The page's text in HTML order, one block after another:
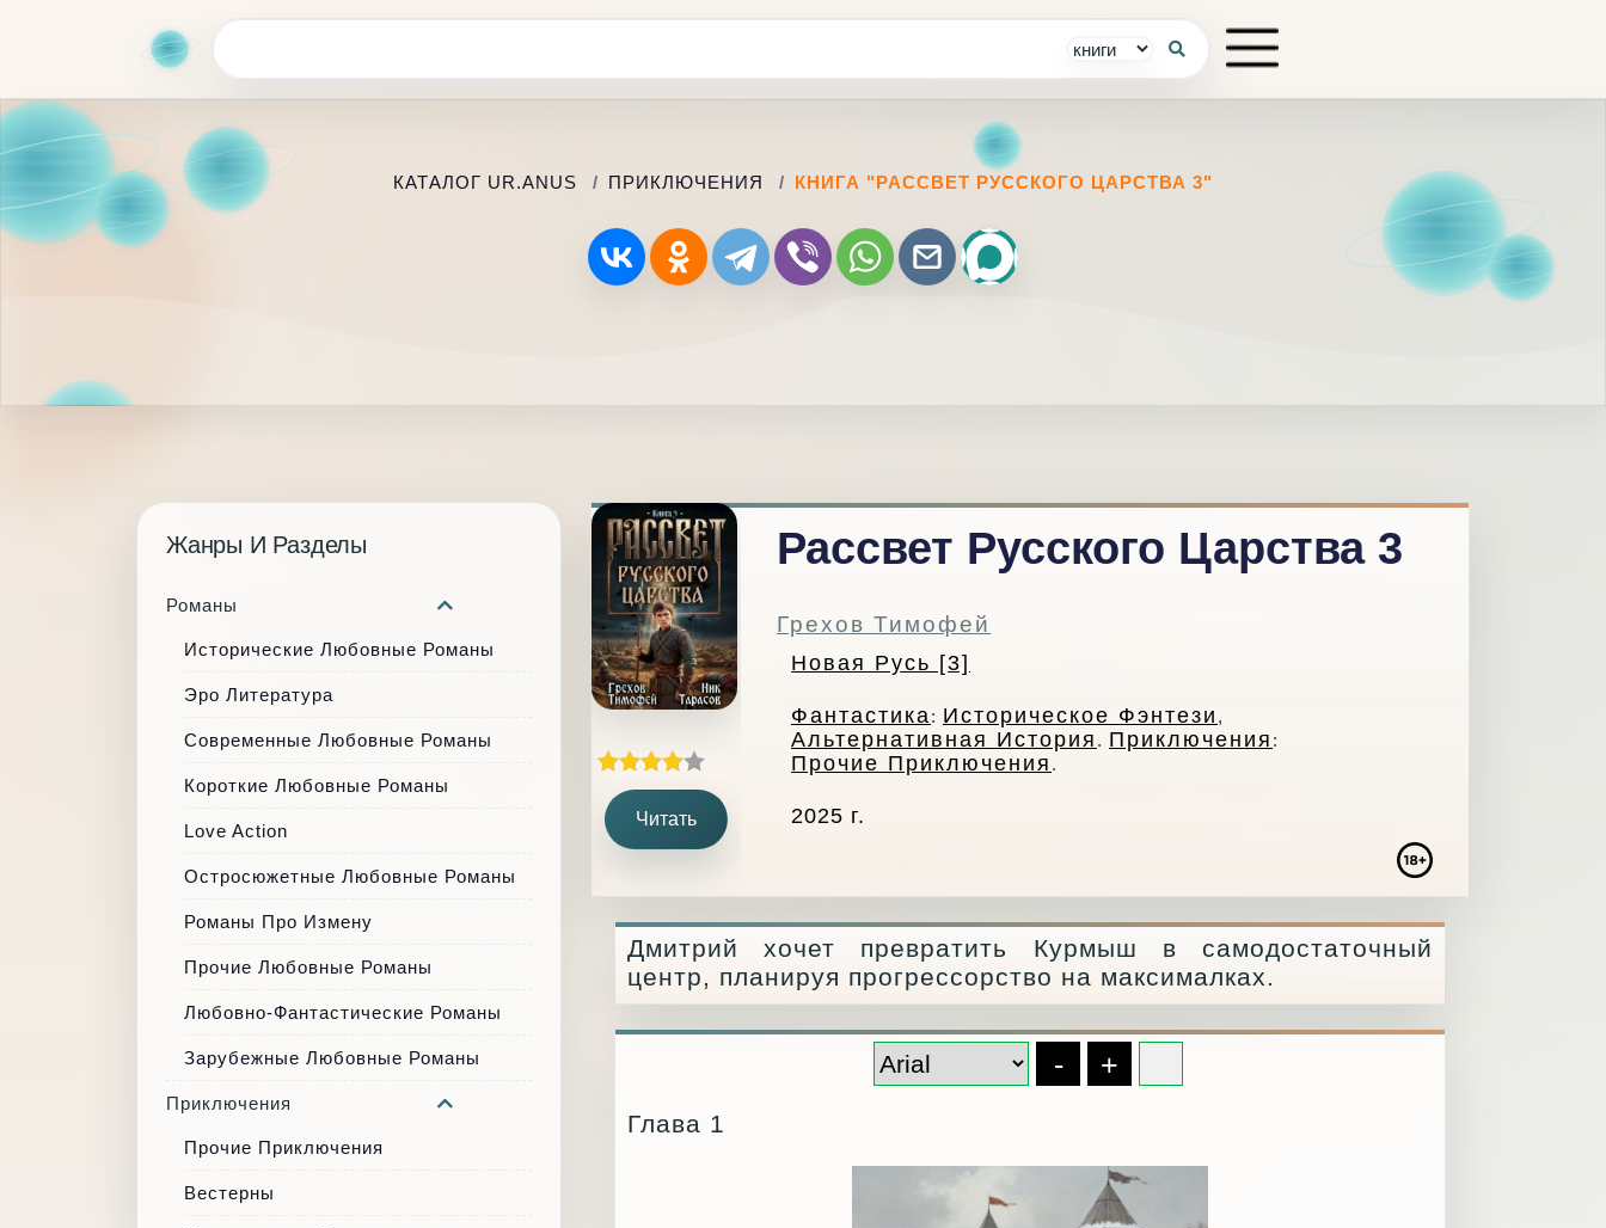
КАТАЛОГ UR.ANUS ПРИКЛЮЧЕНИЯ КНИГА "РАССВЕТ РУССКОГО ЦАРСТВА 3"
Читать
Рассвет Русского Царства 3
Грехов Тимофей
Новая Русь [3]
Фантастика: Историческое Фэнтези ,
Альтернативная История . Приключения :
Прочие Приключения .
2025 г.
Дмитрий хочет превратить Курмыш в самодостаточный
центр, планируя прогрессорство на максималках.
- +
Глава 1
Жанры И Разделы
Романы
Исторические Любовные Романы
Эро Литература
Современные Любовные Романы
Короткие Любовные Романы
Love Action
Остросюжетные Любовные Романы
Романы Про Измену
Прочие Любовные Романы
Любовно-Фантастические Романы
Зарубежные Любовные Романы
Приключения
Прочие Приключения
Вестерны